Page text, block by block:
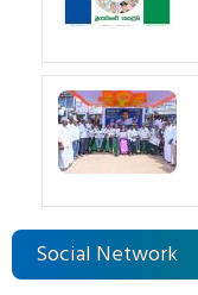
Social Network